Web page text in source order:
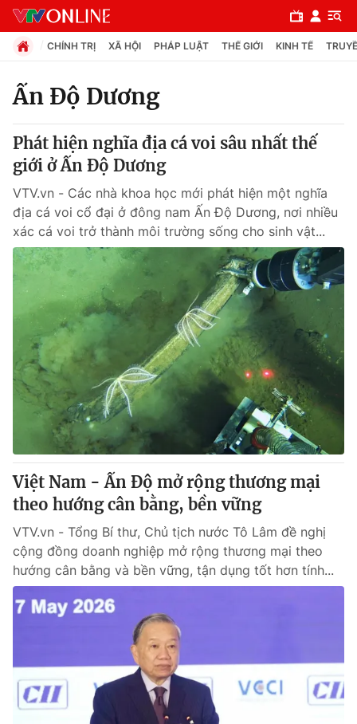
Chuyên mục
Chính trị
Xã hội
Pháp luật
Thế giới
Tin tức
Thế giới đó đây
Câu chuyện quốc tế
Kinh tế
Tài chính
Thị trường
Góc doanh nghiệp
Dữ liệu và đời sống
Truyền hình
Hậu trường
Nhân vật
Khán giả
Giải trí
Điện ảnh
Âm nhạc
Đời sống
Du lịch
Chất lượng cuộc sống
Giáo dục
Học trực tuyến
Công nghệ
Hitech Công nghệ tương lai
Giao lưu trực tuyến
CHÍNH TRỊ XÃ HỘI PHÁP LUẬT THẾ GIỚI KINH TẾ
Ấn Độ Dương
Phát hiện nghĩa địa cá voi sâu nhất thế
giới ở Ấn Độ Dương
VTV.vn - Các nhà khoa học mới phát hiện một nghĩa
địa cá voi cổ đại ở đông nam Ấn Độ Dương, nơi nhiều
xác cá voi trở thành môi trường sống cho sinh vật...
Việt Nam - Ấn Độ mở rộng thương mại
theo hướng cân bằng, bền vững
VTV.vn - Tổng Bí thư, Chủ tịch nước Tô Lâm đề nghị
cộng đồng doanh nghiệp mở rộng thương mại theo
hướng cân bằng và bền vững, tận dụng tốt hơn tính...